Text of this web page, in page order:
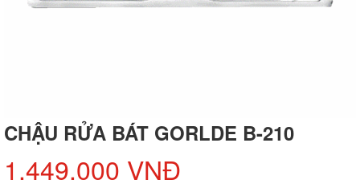
CHẬU RỬA BÁT GORLDE B-210
1.449.000 VNĐ